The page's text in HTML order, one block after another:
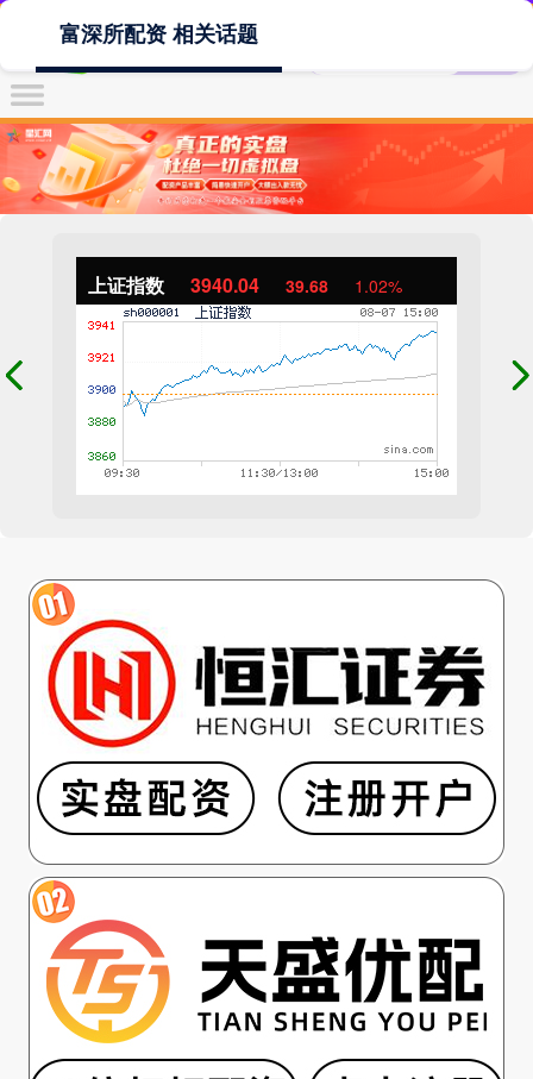
上证指数 3940.04 39.68 1.02%
富深所配资 相关话题